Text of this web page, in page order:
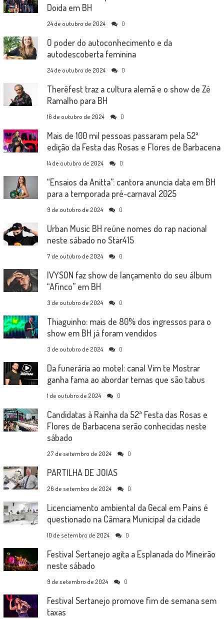
Doida em BH
24 de outubro de 2024 0
O poder do autoconhecimento e da
autodescoberta feminina
24 de outubro de 2024 0
Therêfest traz a cultura alemã e o show de Zé
Ramalho para BH
16 de outubro de 2024 0
Mais de 100 mil pessoas passaram pela 52ª
edição da Festa das Rosas e Flores de Barbacena
14 de outubro de 2024 0
“Ensaios da Anitta”: cantora anuncia data em BH
para a temporada pré-carnaval 2025
9 de outubro de 2024 0
Urban Music BH reúne nomes do rap nacional
neste sábado no Star415
7 de outubro de 2024 0
IVYSON faz show de lançamento do seu álbum
“Afinco” em BH
3 de outubro de 2024 0
Thiaguinho: mais de 80% dos ingressos para o
show em BH já foram vendidos
3 de outubro de 2024 0
Da funerária ao motel: canal Vim te Mostrar
ganha fama ao abordar temas que são tabus
1 de outubro de 2024 0
Candidatas à Rainha da 52ª Festa das Rosas e
Flores de Barbacena serão conhecidas neste
sábado
27 de setembro de 2024 0
PARTILHA DE JOIAS
26 de setembro de 2024 0
Licenciamento ambiental da Gecal em Pains é
questionado na Câmara Municipal da cidade
10 de setembro de 2024 0
Festival Sertanejo agita a Esplanada do Mineirão
neste sábado
9 de setembro de 2024 0
Festival Sertanejo promove fim de semana sem
taxas